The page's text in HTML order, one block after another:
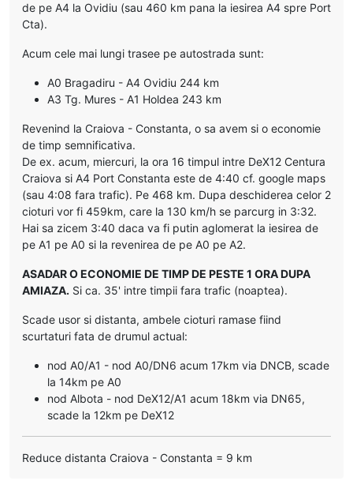
de pe A4 la Ovidiu (sau 460 km pana la iesirea A4 spre Port
Cta).
Acum cele mai lungi trasee pe autostrada sunt:
A0 Bragadiru - A4 Ovidiu 244 km
A3 Tg. Mures - A1 Holdea 243 km
Revenind la Craiova - Constanta, o sa avem si o economie
de timp semnificativa.
De ex. acum, miercuri, la ora 16 timpul intre DeX12 Centura
Craiova si A4 Port Constanta este de 4:40 cf. google maps
(sau 4:08 fara trafic). Pe 468 km. Dupa deschiderea celor 2
cioturi vor fi 459km, care la 130 km/h se parcurg in 3:32.
Hai sa zicem 3:40 daca va fi putin aglomerat la iesirea de
pe A1 pe A0 si la revenirea de pe A0 pe A2.
ASADAR O ECONOMIE DE TIMP DE PESTE 1 ORA DUPA
AMIAZA. Si ca. 35' intre timpii fara trafic (noaptea).
Scade usor si distanta, ambele cioturi ramase fiind
scurtaturi fata de drumul actual:
nod A0/A1 - nod A0/DN6 acum 17km via DNCB, scade
la 14km pe A0
nod Albota - nod DeX12/A1 acum 18km via DN65,
scade la 12km pe DeX12
Reduce distanta Craiova - Constanta = 9 km